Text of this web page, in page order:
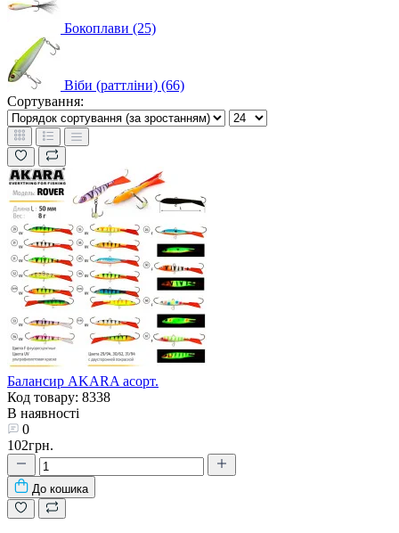
Бокоплави (25)
Віби (раттліни) (66)
Сортування:
Балансир AKARA асорт.
Код товару: 8338
В наявності
0
102грн.
До кошика